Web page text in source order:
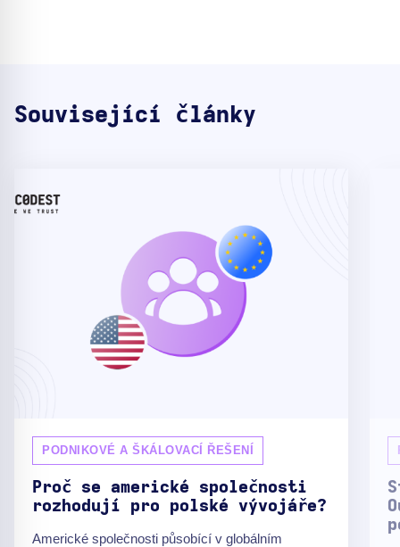
Související články
PODNIKOVÉ A ŠKÁLOVACÍ ŘEŠENÍ
Proč se americké společnosti
rozhodují pro polské vývojáře?
Americké společnosti působící v globálním